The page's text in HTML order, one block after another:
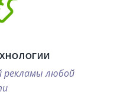
рекламы любой